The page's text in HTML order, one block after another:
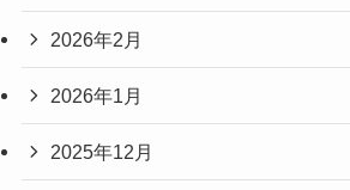
2026年2月
2026年1月
2025年12月